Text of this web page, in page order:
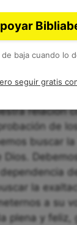
relación
de
buscar
la
a su
plena y feliz,
baja cuando lo
seguir gratis